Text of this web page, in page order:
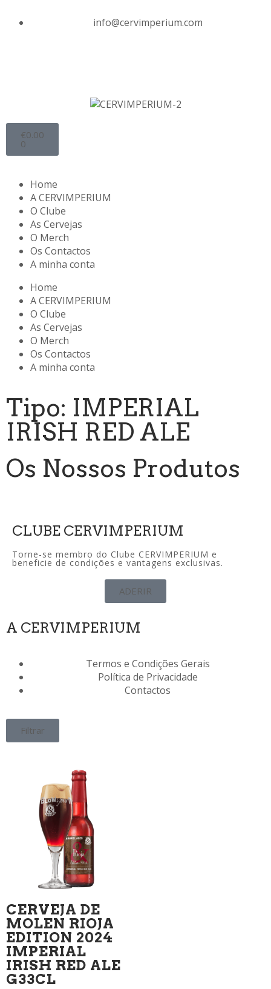
info@cervimperium.com
€0.00
0
Home
A CERVIMPERIUM
O Clube
As Cervejas
O Merch
Os Contactos
A minha conta
Home
A CERVIMPERIUM
O Clube
As Cervejas
O Merch
Os Contactos
A minha conta
Tipo: IMPERIAL
IRISH RED ALE
Os Nossos Produtos
CLUBE CERVIMPERIUM
Torne-se membro do Clube CERVIMPERIUM e
beneficie de condições e vantagens exclusivas.
ADERIR
A CERVIMPERIUM
Termos e Condições Gerais
Política de Privacidade
Contactos
Filtrar
CERVEJA DE
MOLEN RIOJA
EDITION 2024
IMPERIAL
IRISH RED ALE
G33CL